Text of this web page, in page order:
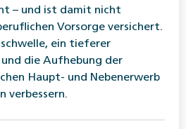
– und ist damit nicht
Vorsorge versichert.
ein tieferer
die Aufhebung der
Haupt- und Nebenerwerb
verbessern.